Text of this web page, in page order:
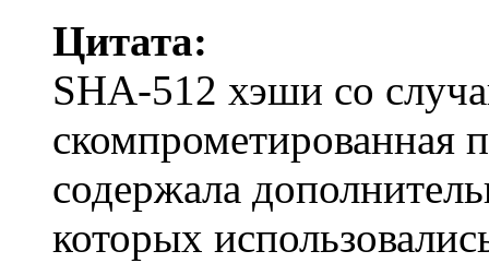
Цитата:
SHA-512 хэши со
скомпрометированная
содержала
которых